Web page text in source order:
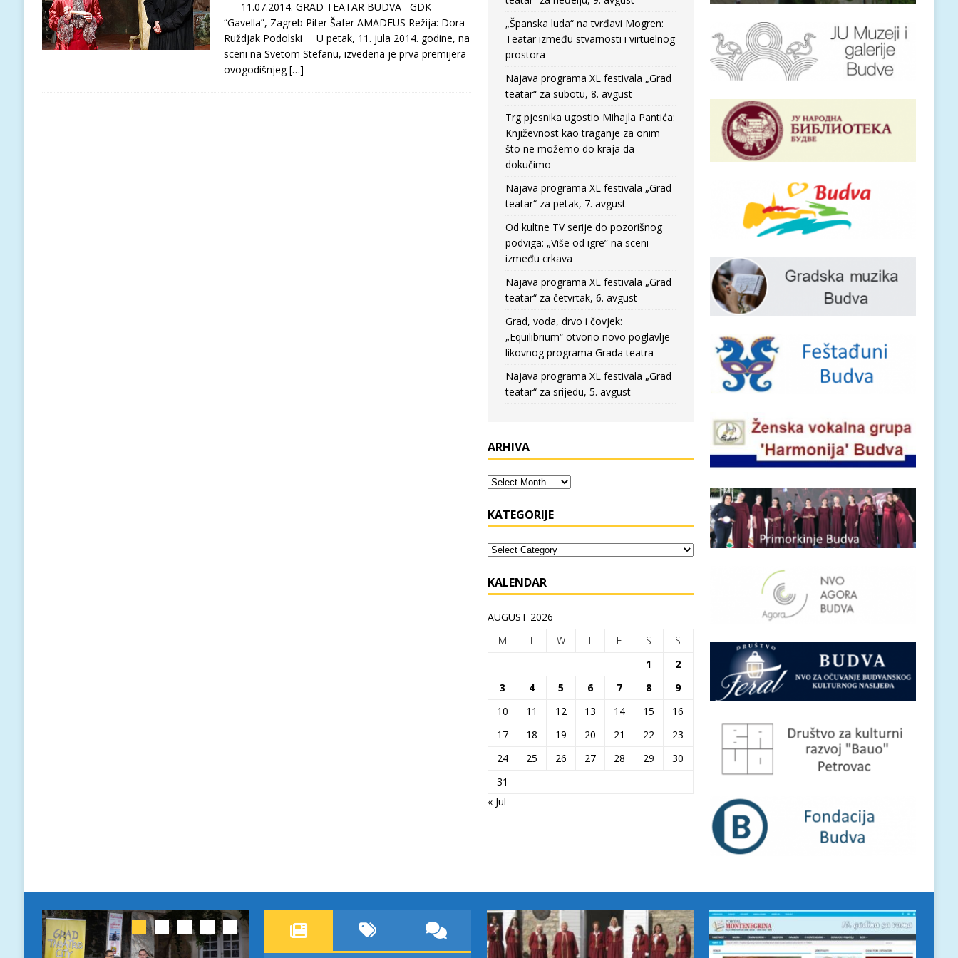
11.07.2014. GRAD TEATAR BUDVA GDK
“Gavella”, Zagreb Piter Šafer AMADEUS Režija: Dora
Ruždjak Podolski U petak, 11. jula 2014. godine, na
sceni na Svetom Stefanu, izvedena je prva premijera
ovogodišnjeg[…]
„Španska luda“ na tvrđavi Mogren:
Teatar između stvarnosti i virtuelnog
prostora
Najava programa XL festivala „Grad
teatar“ za subotu, 8. avgust
Trg pjesnika ugostio Mihajla Pantića:
Književnost kao traganje za onim
što ne možemo do kraja da
dokučimo
Najava programa XL festivala „Grad
teatar“ za petak, 7. avgust
Od kultne TV serije do pozorišnog
podviga: „Više od igre” na sceni
između crkava
Najava programa XL festivala „Grad
teatar“ za četvrtak, 6. avgust
Grad, voda, drvo i čovjek:
„Equilibrium“ otvorio novo poglavlje
likovnog programa Grada teatra
Najava programa XL festivala „Grad
teatar“ za srijedu, 5. avgust
ARHIVA
KATEGORIJE
KALENDAR
AUGUST 2026
M
T W T F S
S
1
2
3
4 5 6 7 8
9
10
11 12 13 14 15
16
17
18 19 20 21 22
23
24
25 26 27 28 29
30
31
« Jul